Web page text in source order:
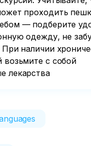
проходить
— подберите
одежду, не
При наличии
возьмите с собой
лекарства